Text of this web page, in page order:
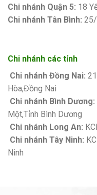
Chi nhánh Quận 5: 18
Chi nhánh Tân Bình: 25/
Chi nhánh các tỉnh
Chi nhánh Đồng Nai:
Hòa,Đồng Nai
Chi nhánh Bình Dương:
Một,Tỉnh Bình Dương
Chi nhánh Long An:
Chi nhánh Tây Ninh:
Ninh